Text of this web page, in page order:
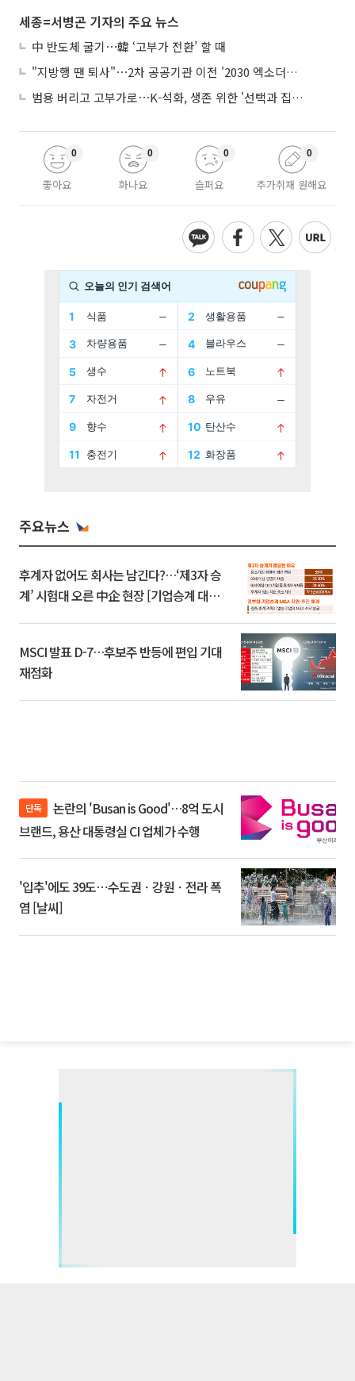
세종=서병곤 기자의 주요 뉴스
中 반도체 굴기⋯韓 ‘고부가 전환’ 할 때
"지방행 땐 퇴사"⋯2차 공공기관 이전 '2030 엑소더스' 뇌관
범용 버리고 고부가로⋯K-석화, 생존 위한 '선택과 집중'
좋아요
0
화나요
0
슬퍼요
0
추가취재 원해요
0
주요뉴스
후계자 없어도 회사는 남긴다?…‘제3자 승
계’ 시험대 오른 中企 현장 [기업승계 대전
MSCI 발표 D-7…후보주 반등에 편입 기대
재점화
단독
브랜드, 용산 대통령실 CI 업체가 수행
'입추'에도 39도⋯수도권ㆍ강원ㆍ전라 폭
염 [날씨]